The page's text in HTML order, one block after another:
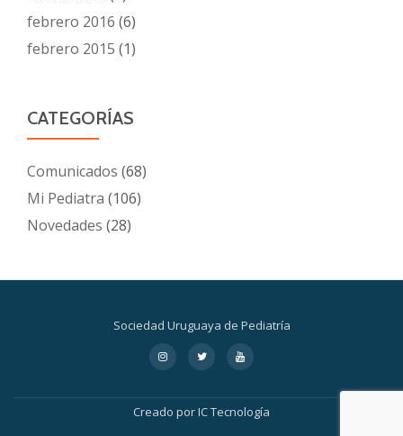
febrero 2016 (6)
febrero 2015 (1)
CATEGORÍAS
Comunicados (68)
Mi Pediatra (106)
Novedades (28)
Sociedad Uruguaya de Pediatría
secundario
fa-
instagram
fa-
twitter
fa-
youtube
Creado porIC Tecnología